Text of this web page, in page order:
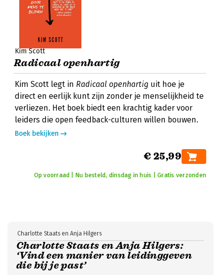
Kim Scott
Radicaal openhartig
Kim Scott legt in Radicaal openhartig uit hoe je
direct en eerlijk kunt zijn zonder je menselijkheid te
verliezen. Het boek biedt een krachtig kader voor
leiders die open feedback-culturen willen bouwen.
Boek bekijken
€ 25,99
Op voorraad | Nu besteld, dinsdag in huis | Gratis verzonden
Charlotte Staats en Anja Hilgers:
‘Vind een manier van leidinggeven
die bij je past’
Charlotte Staats en Anja Hilgers